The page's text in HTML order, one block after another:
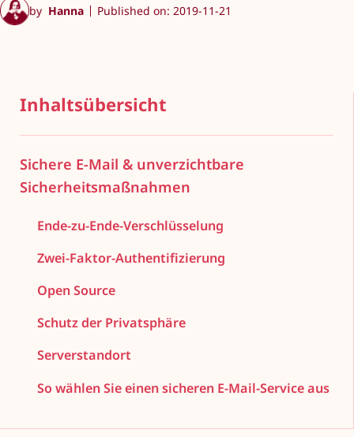
by Hanna Published on: 2019-11-21
Inhaltsübersicht
Sichere E-Mail & unverzichtbare
Sicherheitsmaßnahmen
Ende-zu-Ende-Verschlüsselung
Zwei-Faktor-Authentifizierung
Open Source
Schutz der Privatsphäre
Serverstandort
So wählen Sie einen sicheren E-Mail-Service aus